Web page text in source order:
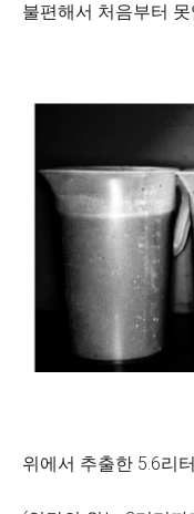
불편해서 처음부터
위에서 추출한 5.6리